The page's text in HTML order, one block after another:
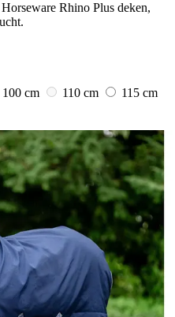
Rhino Plus deken,
100 cm 110 cm
115 cm